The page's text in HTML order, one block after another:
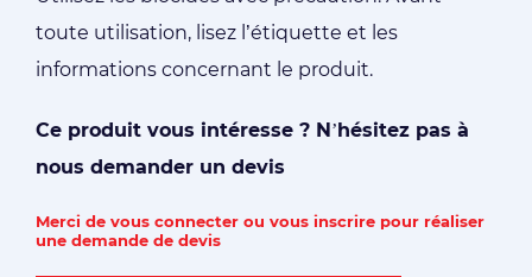
toute utilisation, lisez l’étiquette et les
informations concernant le produit.
Ce produit vous intéresse ? N’hésitez pas à
nous demander un devis
Merci de vous connecter ou vous inscrire pour réaliser
une demande de devis